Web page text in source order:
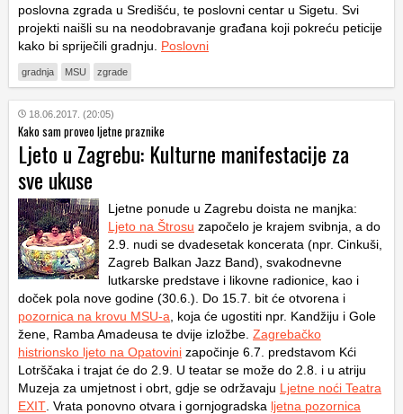
poslovna zgrada u Središću, te poslovni centar u Sigetu. Svi
projekti naišli su na neodobravanje građana koji pokreću peticije
kako bi spriječili gradnju. Poslovni
gradnja MSU zgrade
18.06.2017. (20:05)
Kako sam proveo ljetne praznike
Ljeto u Zagrebu: Kulturne manifestacije za
sve ukuse
Ljetne ponude u Zagrebu doista ne manjka:
Ljeto na Štrosu započelo je krajem svibnja, a do
2.9. nudi se dvadesetak koncerata (npr. Cinkuši,
Zagreb Balkan Jazz Band), svakodnevne
lutkarske predstave i likovne radionice, kao i
doček pola nove godine (30.6.). Do 15.7. bit će otvorena i
pozornica na krovu MSU-a , koja će ugostiti npr. Kandžiju i Gole
žene, Ramba Amadeusa te dvije izložbe. Zagrebačko
histrionsko ljeto na Opatovini započinje 6.7. predstavom Kći
Lotrščaka i trajat će do 2.9. U teatar se može do 2.8. i u atriju
Muzeja za umjetnost i obrt, gdje se održavaju Ljetne noći Teatra
EXIT . Vrata ponovno otvara i gornjogradska ljetna pozornica